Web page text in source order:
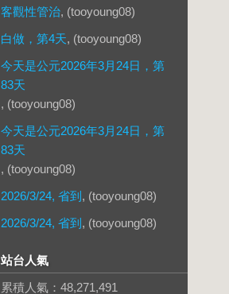
客觀性管治, (tooyoung08)
白做，第4天, (tooyoung08)
今天是公元2026年3月24日，第
83天
, (tooyoung08)
今天是公元2026年3月24日，第
83天
, (tooyoung08)
2026/3/24, 省到 , (tooyoung08)
2026/3/24, 省到 , (tooyoung08)
站台人氣
累積人氣： 48,271,491